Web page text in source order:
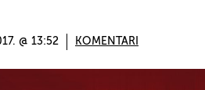
@ 13:52 KOMENTARI